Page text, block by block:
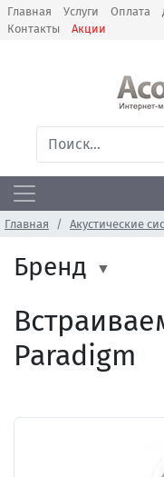
Главная Услуги Оплата
Контакты
Акции
Главная Акустические
Бренд
Paradigm